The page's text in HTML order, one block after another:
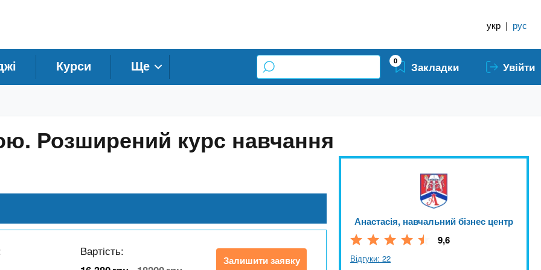
укр | рус
Курси Ще 0 Закладки Увійти
Розширений курс навчання
Вартість:
Залишити заявку
Анастасія, навчальний бізнес центр
9,6
Відгуки: 22